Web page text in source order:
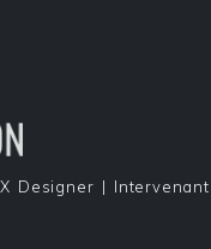
Designer | Intervenant